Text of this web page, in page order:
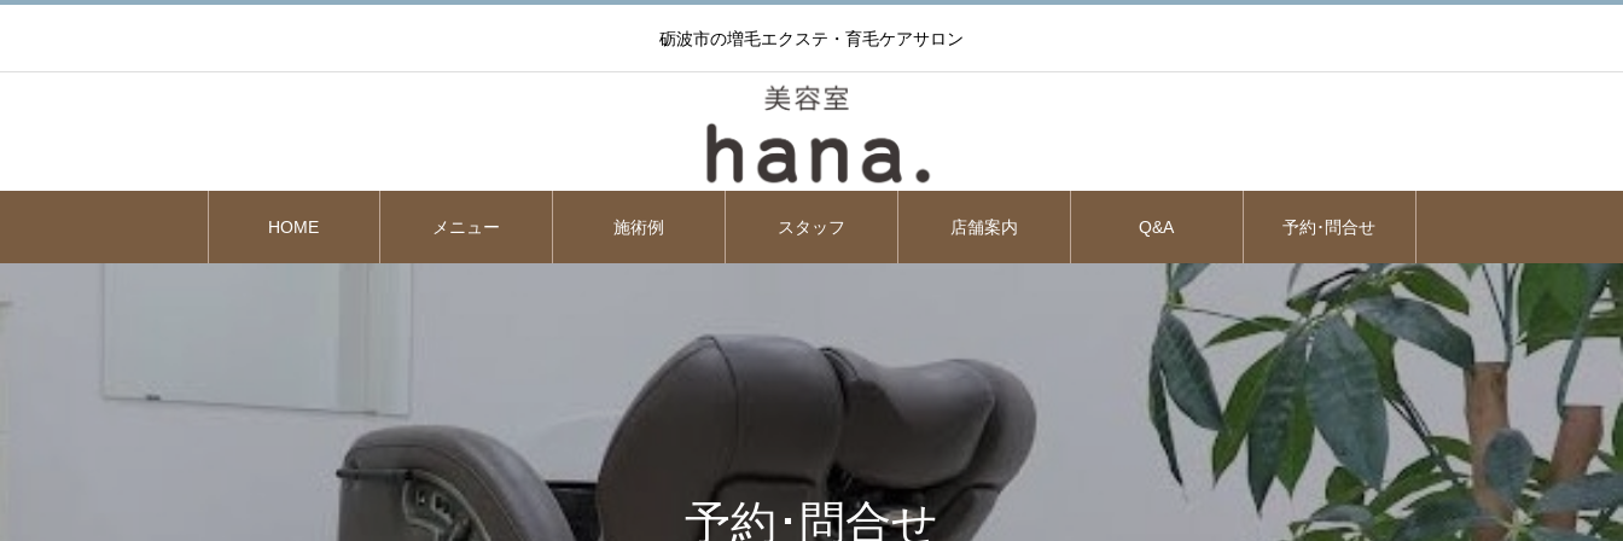
砺波市の増毛エクステ・育毛ケアサロン
HOME メニュー 施術例 スタッフ 店舗案内 Q&A 予約･問合せ
予約･問合せ